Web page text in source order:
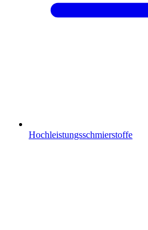
Hochleistungsschmierstoffe